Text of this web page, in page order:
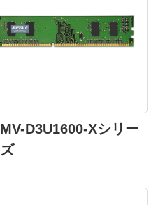
MV-D3U1600-Xシリー
ズ